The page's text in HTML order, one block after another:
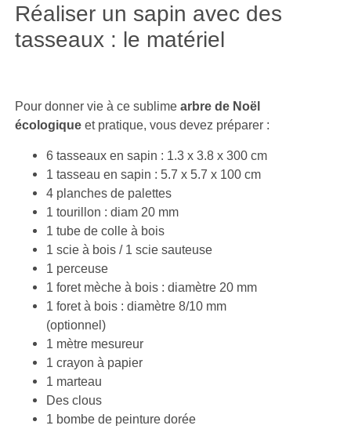
Réaliser un sapin avec des
tasseaux : le matériel
Pour donner vie à ce sublimearbre de Noël
écologique et pratique, vous devez préparer :
6 tasseaux en sapin : 1.3 x 3.8 x 300 cm
1 tasseau en sapin : 5.7 x 5.7 x 100 cm
4 planches de palettes
1 tourillon : diam 20 mm
1 tube de colle à bois
1 scie à bois / 1 scie sauteuse
1 perceuse
1 foret mèche à bois : diamètre 20 mm
1 foret à bois : diamètre 8/10 mm
(optionnel)
1 mètre mesureur
1 crayon à papier
1 marteau
Des clous
1 bombe de peinture dorée